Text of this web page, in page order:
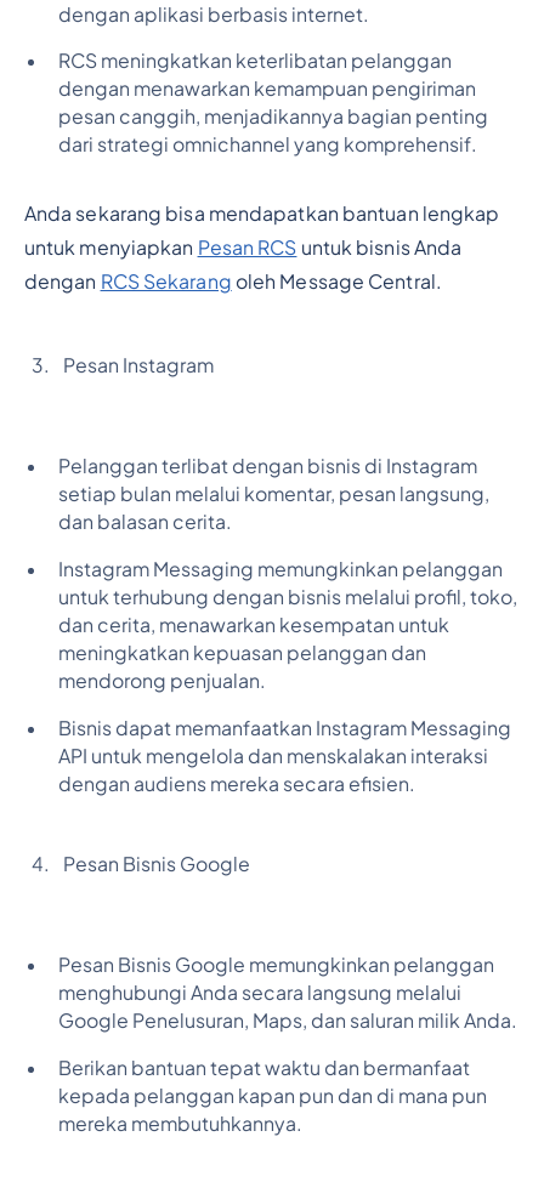
dengan aplikasi berbasis internet.
RCS meningkatkan keterlibatan pelanggan
dengan menawarkan kemampuan pengiriman
pesan canggih, menjadikannya bagian penting
dari strategi omnichannel yang komprehensif.
Anda sekarang bisa mendapatkan bantuan lengkap
untuk menyiapkan Pesan RCS untuk bisnis Anda
dengan RCS Sekarang oleh Message Central.
Pesan Instagram
Pelanggan terlibat dengan bisnis di Instagram
setiap bulan melalui komentar, pesan langsung,
dan balasan cerita.
Instagram Messaging memungkinkan pelanggan
untuk terhubung dengan bisnis melalui profil, toko,
dan cerita, menawarkan kesempatan untuk
meningkatkan kepuasan pelanggan dan
mendorong penjualan.
Bisnis dapat memanfaatkan Instagram Messaging
API untuk mengelola dan menskalakan interaksi
dengan audiens mereka secara efisien.
Pesan Bisnis Google
Pesan Bisnis Google memungkinkan pelanggan
menghubungi Anda secara langsung melalui
Google Penelusuran, Maps, dan saluran milik Anda.
Berikan bantuan tepat waktu dan bermanfaat
kepada pelanggan kapan pun dan di mana pun
mereka membutuhkannya.